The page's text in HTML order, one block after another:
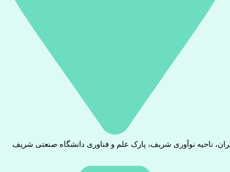
ناحیه نوآوری شریف، پارک علم و فناوری دانشگاه صنعتی شریف